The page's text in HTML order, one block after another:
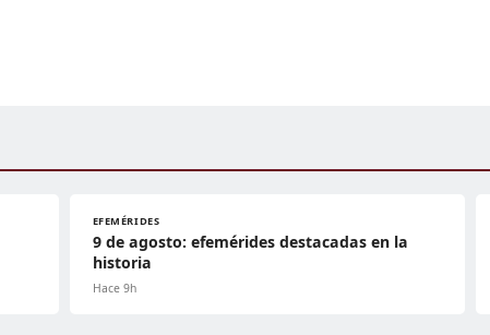
EFEMÉRIDES
9 de agosto: efemérides destacadas en la
historia
Hace 9h